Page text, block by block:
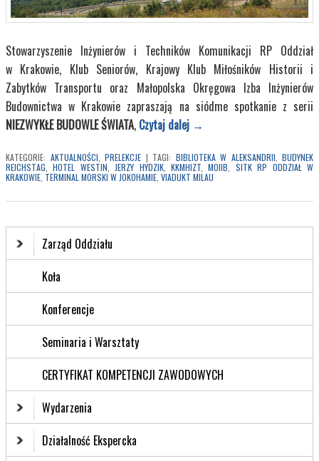
Stowarzyszenie Inżynierów i Techników Komunikacji RP Oddział
w Krakowie, Klub Seniorów, Krajowy Klub Miłośników Historii i
Zabytków Transportu oraz Małopolska Okręgowa Izba Inżynierów
Budownictwa w Krakowie zapraszają na siódme spotkanie z serii
NIEZWYKŁE BUDOWLE ŚWIATA, Czytaj dalej →
KATEGORIE: AKTUALNOŚCI PRELEKCJE | TAGI: BIBLIOTEKA W ALEKSANDRII BUDYNEK
REICHSTAG ,HOTEL WESTIN JERZY HYDZIK,KKMHIZT ,MOIIB
SITK RP ODDZIAŁ W
KRAKOWIE TERMINAL MORSKI W JOKOHAMIE VIADUKT MILAU
Zarząd Oddziału
Koła
Konferencje
Seminaria i Warsztaty
CERTYFIKAT KOMPETENCJI ZAWODOWYCH
Wydarzenia
Działalność Ekspercka